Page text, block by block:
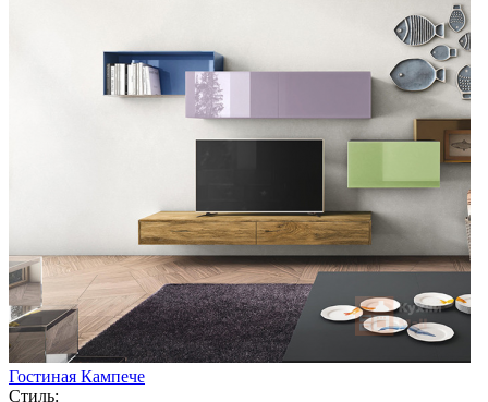
Гостиная Кампече
Стиль: